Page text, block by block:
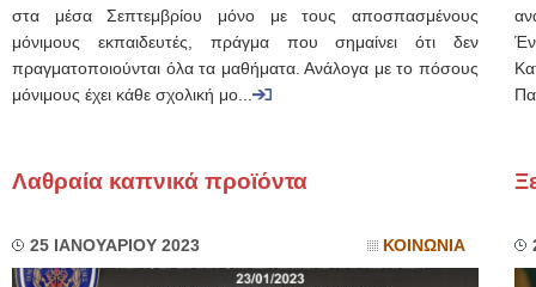
στα μέσα Σεπτεμβρίου μόνο με τους αποσπασμένους
μόνιμους εκπαιδευτές, πράγμα που σημαίνει ότι δεν
πραγματοποιούνται όλα τα μαθήματα. Ανάλογα με το πόσους
μόνιμους έχει κάθε σχολική μο...
Λαθραία καπνικά προϊόντα
25 ΙΑΝΟΥΑΡΙΟΥ 2023 ΚΟΙΝΩΝΙΑ